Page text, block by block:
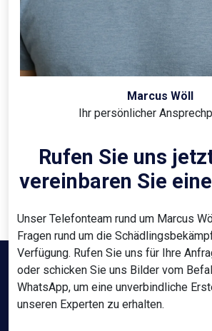
Marcus Wöll
Ihr persönlicher
Rufen Sie uns
vereinbaren Sie
Unser Telefonteam rund um Marcus
Fragen rund um die
Verfügung. Rufen Sie uns für Ihre
oder schicken Sie uns Bilder vom
WhatsApp, um eine unverbindliche
unseren Experten zu erhalten.